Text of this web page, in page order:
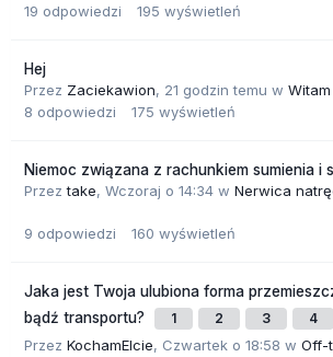
19 odpowiedzi 195 wyświetleń
Hej
Przez Zaciekawion, 21 godzin temu w Witam
8 odpowiedzi 175 wyświetleń
Niemoc związana z rachunkiem sumienia i
Przeztake, Wczoraj o 14:34 w Nerwica
9 odpowiedzi 160 wyświetleń
Jaka jest Twoja ulubiona forma
bądź transportu?
1 2 3 4
Przez KochamElcie, Czwartek o 18:58 w Off-